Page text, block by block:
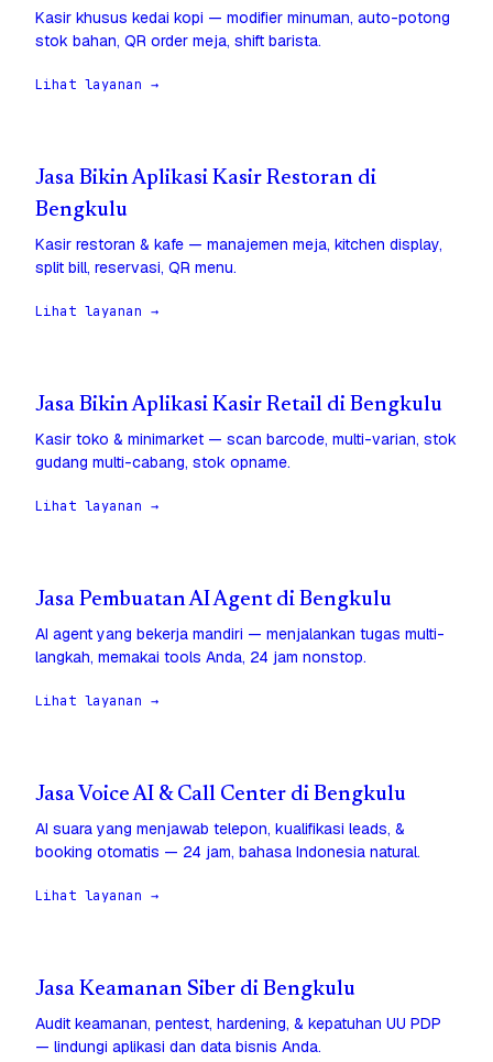
Kasir khusus kedai kopi — modifier minuman, auto-potong
stok bahan, QR order meja, shift barista.
Lihat layanan →
Jasa Bikin Aplikasi Kasir Restoran di
Bengkulu
Kasir restoran & kafe — manajemen meja, kitchen display,
split bill, reservasi, QR menu.
Lihat layanan →
Jasa Bikin Aplikasi Kasir Retail di Bengkulu
Kasir toko & minimarket — scan barcode, multi-varian, stok
gudang multi-cabang, stok opname.
Lihat layanan →
Jasa Pembuatan AI Agent di Bengkulu
AI agent yang bekerja mandiri — menjalankan tugas multi-
langkah, memakai tools Anda, 24 jam nonstop.
Lihat layanan →
Jasa Voice AI & Call Center di Bengkulu
AI suara yang menjawab telepon, kualifikasi leads, &
booking otomatis — 24 jam, bahasa Indonesia natural.
Lihat layanan →
Jasa Keamanan Siber di Bengkulu
Audit keamanan, pentest, hardening, & kepatuhan UU PDP
— lindungi aplikasi dan data bisnis Anda.